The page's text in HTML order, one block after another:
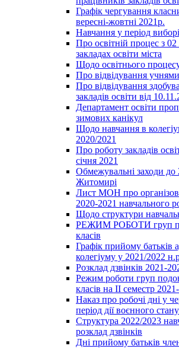
Графік чергування
вересні-жовтні 2021р.
Навчання у період
Про освітній процес з
закладах освіти міста
Щодо освітнього
Про відвідування учнями
Про відвідування
закладів освіти від
Департамент освіти
зимових канікул
Щодо навчання в
2020/2021
Про роботу закладів
січня 2021
Обмежувальні заходи до
Житомирі
Лист МОН про
2020-2021 навчального
Щодо структури
РЕЖИМ РОБОТИ груп
класів
Графік прийому батьків
колегіуму у 2021/2022
Розклад дзвінків 2021-
Режим роботи груп
класів на ІІ семестр
Наказ про робочі дні у
період дії воєнного стану
Структура 2022/2023
розклад дзвінків
Дні прийому батьків